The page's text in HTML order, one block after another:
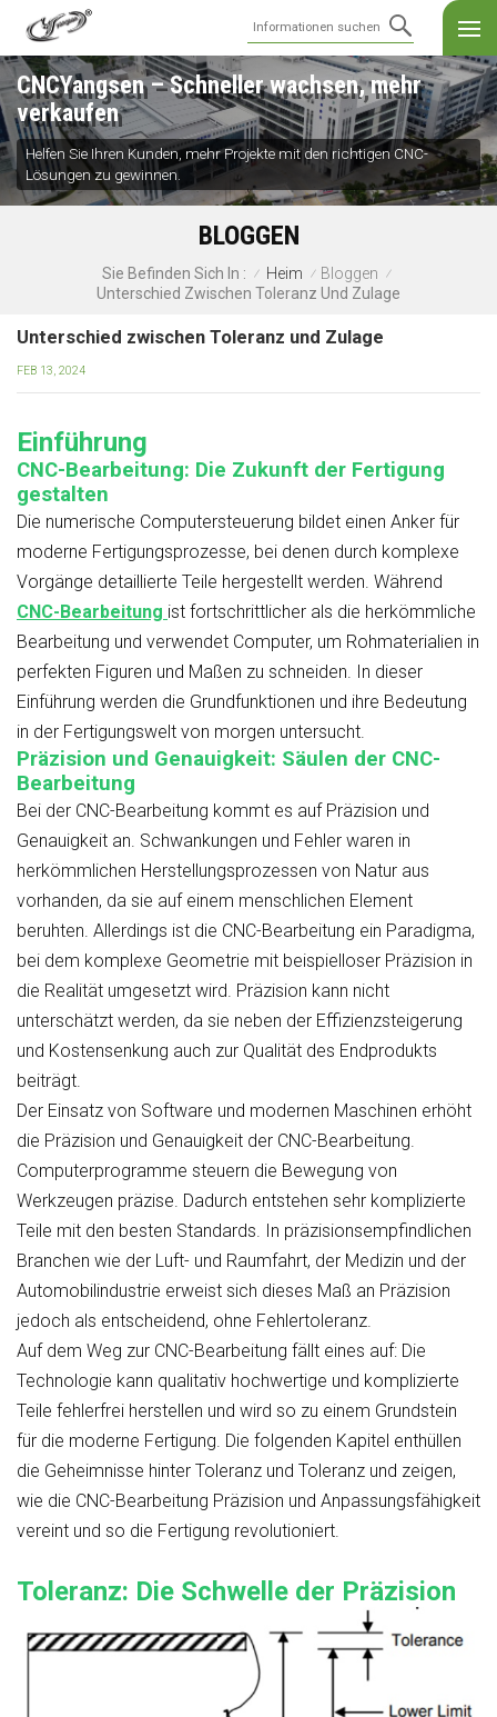
CNCYangsen – Schneller wachsen, mehr
verkaufen
Helfen Sie Ihren Kunden, mehr Projekte mit den richtigen CNC-
Lösungen zu gewinnen.
BLOGGEN
Sie Befinden Sich In : / Heim / Bloggen /
Unterschied Zwischen Toleranz Und Zulage
Unterschied zwischen Toleranz und Zulage
FEB 13, 2024
Einführung
CNC-Bearbeitung: Die Zukunft der Fertigung
gestalten
Die numerische Computersteuerung bildet einen Anker für
moderne Fertigungsprozesse, bei denen durch komplexe
Vorgänge detaillierte Teile hergestellt werden. Während
CNC-Bearbeitung ist fortschrittlicher als die herkömmliche
Bearbeitung und verwendet Computer, um Rohmaterialien in
perfekten Figuren und Maßen zu schneiden. In dieser
Einführung werden die Grundfunktionen und ihre Bedeutung
in der Fertigungswelt von morgen untersucht.
Präzision und Genauigkeit: Säulen der CNC-
Bearbeitung
Bei der CNC-Bearbeitung kommt es auf Präzision und
Genauigkeit an. Schwankungen und Fehler waren in
herkömmlichen Herstellungsprozessen von Natur aus
vorhanden, da sie auf einem menschlichen Element
beruhten. Allerdings ist die CNC-Bearbeitung ein Paradigma,
bei dem komplexe Geometrie mit beispielloser Präzision in
die Realität umgesetzt wird. Präzision kann nicht
unterschätzt werden, da sie neben der Effizienzsteigerung
und Kostensenkung auch zur Qualität des Endprodukts
beiträgt.
Der Einsatz von Software und modernen Maschinen erhöht
die Präzision und Genauigkeit der CNC-Bearbeitung.
Computerprogramme steuern die Bewegung von
Werkzeugen präzise. Dadurch entstehen sehr komplizierte
Teile mit den besten Standards. In präzisionsempfindlichen
Branchen wie der Luft- und Raumfahrt, der Medizin und der
Automobilindustrie erweist sich dieses Maß an Präzision
jedoch als entscheidend, ohne Fehlertoleranz.
Auf dem Weg zur CNC-Bearbeitung fällt eines auf: Die
Technologie kann qualitativ hochwertige und komplizierte
Teile fehlerfrei herstellen und wird so zu einem Grundstein
für die moderne Fertigung. Die folgenden Kapitel enthüllen
die Geheimnisse hinter Toleranz und Toleranz und zeigen,
wie die CNC-Bearbeitung Präzision und Anpassungsfähigkeit
vereint und so die Fertigung revolutioniert.
Toleranz: Die Schwelle der Präzision